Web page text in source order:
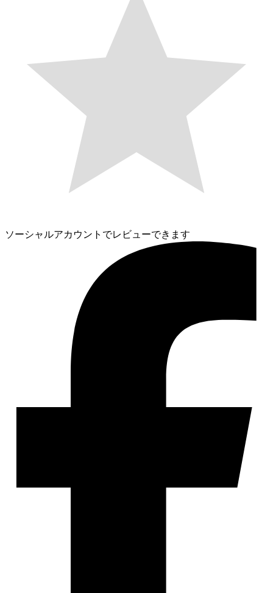
ソーシャルアカウントでレビューできます